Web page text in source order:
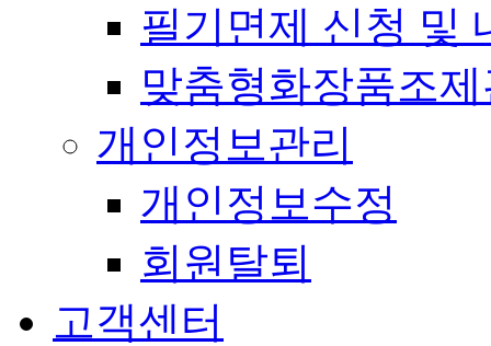
필기면제 신청 및
맞춤형화장품조
개인정보관리
개인정보수정
회원탈퇴
고객센터